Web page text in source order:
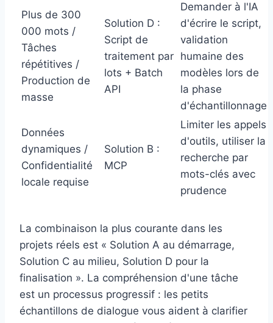
Plus de 300
000 mots /
Tâches
répétitives /
Production de
masse
Solution D :
Script de
traitement par
lots + Batch
API
Demander à l'IA
d'écrire le script,
validation
humaine des
modèles lors de
la phase
d'échantillonnage
Données
dynamiques /
Confidentialité
locale requise
Solution B :
MCP
Limiter les appels
d'outils, utiliser la
recherche par
mots-clés avec
prudence
La combinaison la plus courante dans les
projets réels est « Solution A au démarrage,
Solution C au milieu, Solution D pour la
finalisation ». La compréhension d'une tâche
est un processus progressif : les petits
échantillons de dialogue vous aident à clarifier